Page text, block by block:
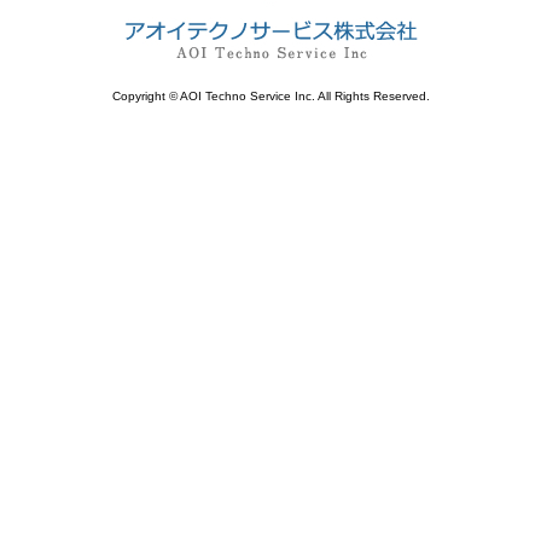
Copyright © AOI Techno Service Inc. All Rights Reserved.